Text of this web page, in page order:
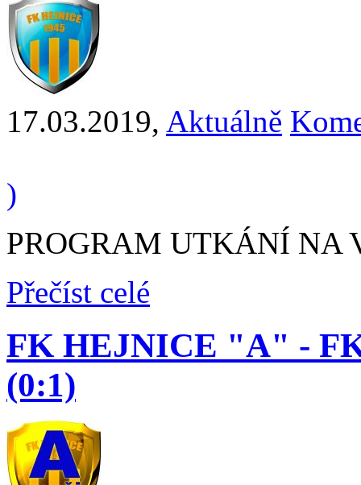
17.03.2019, Aktuálně
)
PROGRAM UTKÁNÍ NA
Přečíst celé
FK HEJNICE "A" -
(0:1)